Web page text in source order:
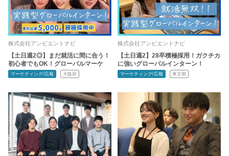
株式会社アンビエントナビ
【土日週2◎】まだ就活に間に合う！
初心者でもOK！グローバルマーケ
マーケティング/広報 大阪府
株式会社アンビエントナビ
【土日週2】28卒積極採用！ガクチカ
に強いグローバルインターン！
マーケティング/広報 東京都